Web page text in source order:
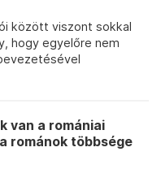
között viszont sokkal
hogy egyelőre nem
van a romániai
románok többsége